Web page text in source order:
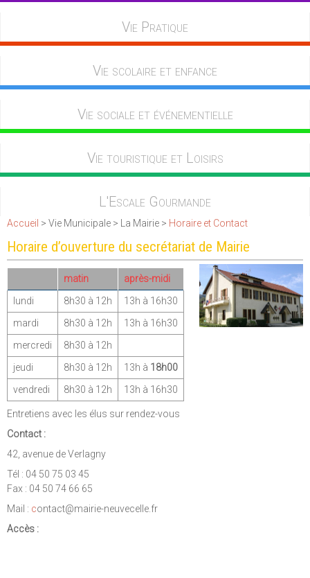
Vie Pratique
Vie scolaire et enfance
Vie sociale et événementielle
Vie touristique et Loisirs
L'Escale Gourmande
Accueil > Vie Municipale > La Mairie > Horaire et Contact
Horaire d’ouverture du secrétariat de Mairie
matin
après-midi
lundi
8h30 à 12h
13h à 16h30
mardi
8h30 à 12h
13h à 16h30
mercredi
8h30 à 12h
jeudi
8h30 à 12h 13h à 18h00
vendredi
8h30 à 12h 13h à 16h30
Entretiens avec les élus sur rendez-vous
Contact :
42, avenue de Verlagny
Tél : 04 50 75 03 45
Fax : 04 50 74 66 65
Mail : contact@mairie-neuvecelle.fr
Accès :